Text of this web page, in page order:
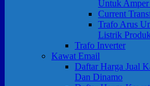
Untuk
Current
Trafo Arus
Listrik
Trafo Inverter
Kawat Email
Daftar Harga Jual
Dan Dinamo